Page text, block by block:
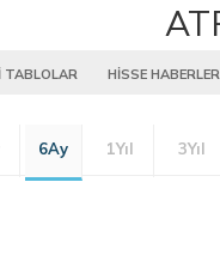
TABLOLAR HİSSE
6Ay 1Yıl 3Yıl